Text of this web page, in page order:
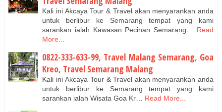
Kali ini Akcaya Tour & Travel akan menyarankan anda
untuk berlibur ke Semarang tempat yang kami
sarankan ialah Kawasan Pecinan Semarang…
Read
More...
0822-333-633-99, Travel Malang Semarang, Goa
Kreo, Travel Semarang Malang
Kali ini Akcaya Tour & Travel akan menyarankan anda
untuk berlibur ke Semarang tempat yang kami
sarankan ialah Wisata Goa Kr…
Read More...